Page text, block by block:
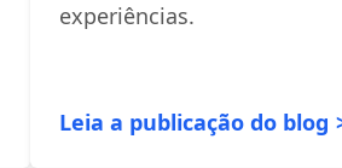
experiências.
Leia a publicação do blog